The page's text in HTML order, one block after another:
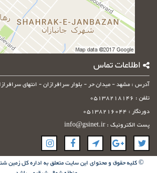
اطلاعات تماس
آدرس : مشهد - میدان حر - بلوار سرافرازان - انتهای سرافرازان
تلفن : 05138218146
دورنگار : 05138216044
پست الکترونیک : info@gsinet.ir
© کلیه حقوق و محتوای این سایت متعلق به اداره کل زمین